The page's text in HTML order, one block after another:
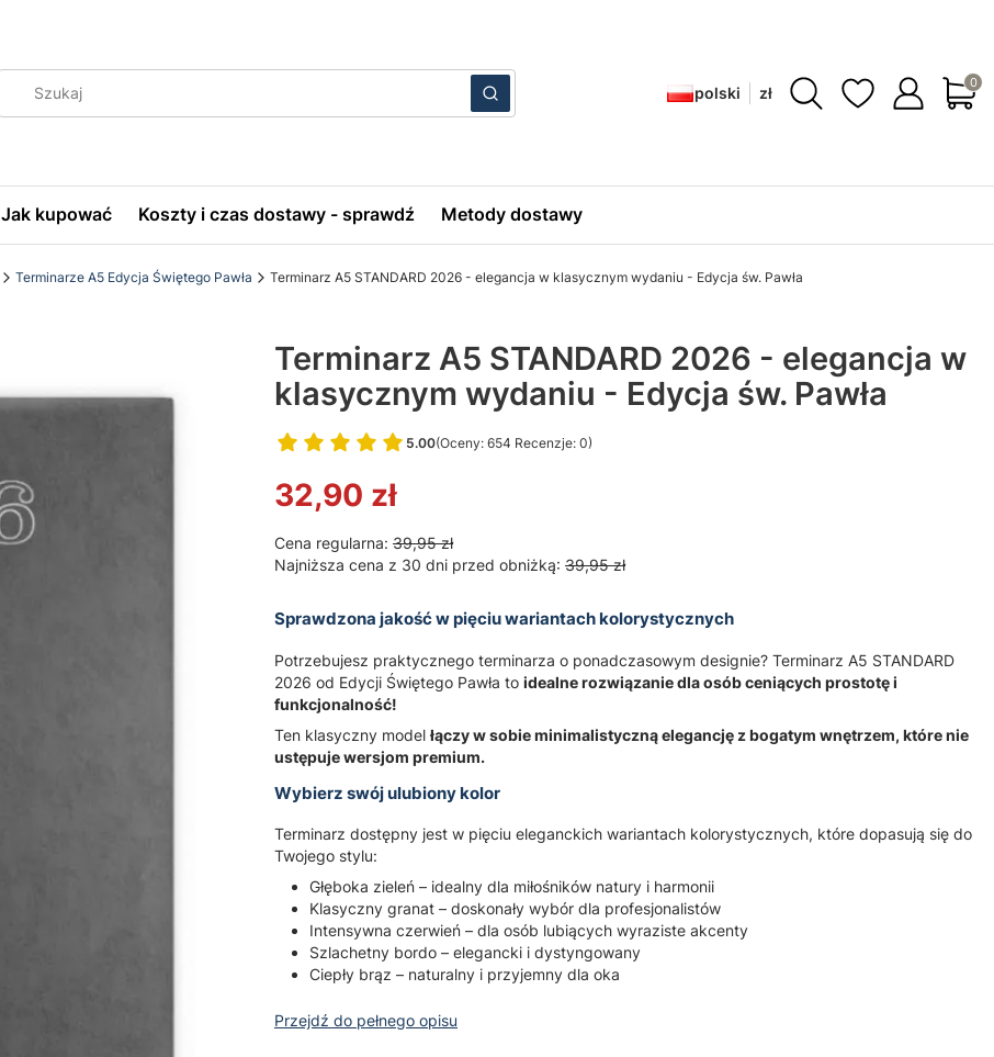
WyczyśćSzukaj polski zł
Jak kupować Koszty i czas dostawy - sprawdź Metody dostawy
Terminarze A5 Edycja Świętego Pawła Terminarz A5 STANDARD 2026 - elegancja w klasycznym wydaniu - Edycja św. Pawła
Terminarz A5 STANDARD 2026 - elegancja w
klasycznym wydaniu - Edycja św. Pawła
5.00(Oceny: 654 Recenzje: 0)
Przejdź do sekcji Opinie
32,90 zł
Cena regularna: 39,95 zł
Najniższa cena z 30 dni przed obniżką: 39,95 zł
Sprawdzona jakość w pięciu wariantach kolorystycznych
Potrzebujesz praktycznego terminarza o ponadczasowym designie? Terminarz A5 STANDARD
2026 od Edycji Świętego Pawła to idealne rozwiązanie dla osób ceniących prostotę i
funkcjonalność!
Ten klasyczny model łączy w sobie minimalistyczną elegancję z bogatym wnętrzem, które nie
ustępuje wersjom premium.
Wybierz swój ulubiony kolor
Terminarz dostępny jest w pięciu eleganckich wariantach kolorystycznych, które dopasują się do
Twojego stylu:
Głęboka zieleń – idealny dla miłośników natury i harmonii
Klasyczny granat – doskonały wybór dla profesjonalistów
Intensywna czerwień – dla osób lubiących wyraziste akcenty
Szlachetny bordo – elegancki i dystyngowany
Ciepły brąz – naturalny i przyjemny dla oka
Przejdź do pełnego opisu